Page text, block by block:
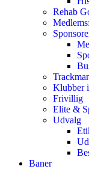
Rehab
Klubber
Frivillig
Elite &
Udvalg
Baner